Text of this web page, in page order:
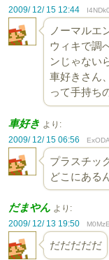
2009/ 12/ 15 12:44
ノーマルエ
ウィキで調
ンじゃない
車好きさん
って手持ち
車好き より:
2009/ 12/ 15 06:56
プラスチッ
どこにある
だまやん より:
2009/ 12/ 13 19:50
だだだだだ